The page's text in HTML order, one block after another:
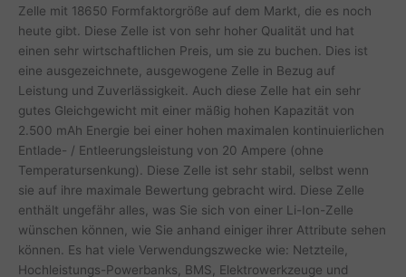
Zelle mit 18650 Formfaktorgröße auf dem Markt, die es noch
heute gibt. Diese Zelle ist von sehr hoher Qualität und hat
einen sehr wirtschaftlichen Preis, um sie zu buchen. Dies ist
eine ausgezeichnete, ausgewogene Zelle in Bezug auf
Leistung und Zuverlässigkeit. Auch diese Zelle hat ein sehr
gutes Gleichgewicht mit einer mäßig hohen Kapazität von
2.500 mAh Energie bei einer hohen maximalen kontinuierlichen
Entlade- / Entleerungsleistung von 20 Ampere (ohne
Temperatursenkung). Diese Zelle ist sehr stabil, selbst wenn
sie auf ihre maximale Bewertung gebracht wird. Diese Zelle
enthält ungefähr alles, was Sie sich von einer Li-Ion-Zelle
wünschen können, wie Sie anhand einiger ihrer Attribute sehen
können. Es hat viele Verwendungszwecke wie: Netzteile,
Hochleistungs-Powerbanks, BMS, Elektrowerkzeuge und